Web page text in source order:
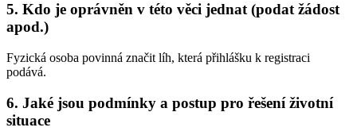
5. Kdo je oprávněn v této věci jednat (podat žádost
apod.)
Fyzická osoba povinná značit líh, která přihlášku k registraci
podává.
6. Jaké jsou podmínky a postup pro řešení životní
situace